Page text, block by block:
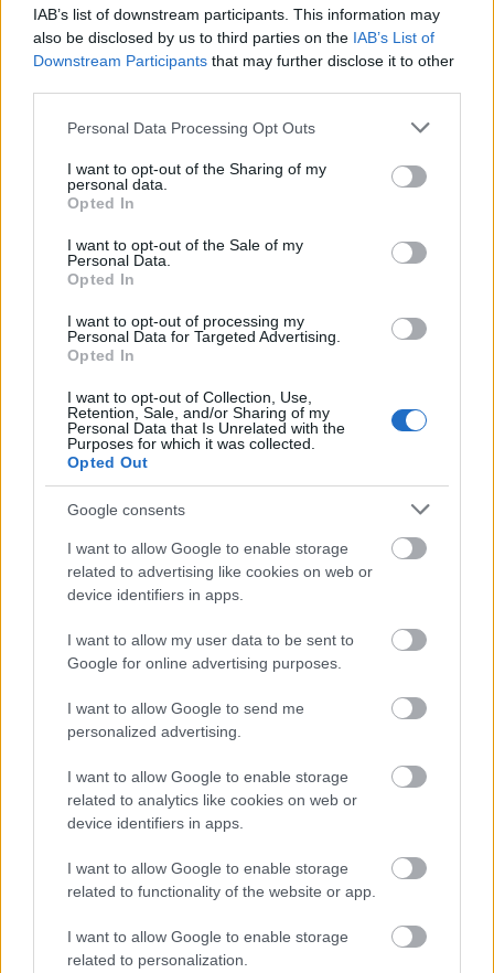
IAB’s list of downstream participants. This information may
also be disclosed by us to third parties on the IAB’s List of
Downstream Participants that may further disclose it to other
Please note that this website/app uses one or more Google
not limited to your visit or usage behaviour. You may click to
grant or deny consent to Google and its third-party tags to
use your data for below specified purposes in below Google
consent section.
Personal Data Processing Opt Outs
I want to opt-out of the Sharing of my
personal data.
Opted In
I want to opt-out of the Sale of my
Personal Data.
Opted In
I want to opt-out of processing my
Personal Data for Targeted Advertising.
Opted In
I want to opt-out of Collection, Use,
Retention, Sale, and/or Sharing of my
Personal Data that Is Unrelated with the
Purposes for which it was collected.
Opted Out
Google consents
I want to allow Google to enable storage
related to advertising like cookies on web or
device identifiers in apps.
I want to allow my user data to be sent to
Google for online advertising purposes.
I want to allow Google to send me
personalized advertising.
I want to allow Google to enable storage
related to analytics like cookies on web or
device identifiers in apps.
I want to allow Google to enable storage
related to functionality of the website or app.
I want to allow Google to enable storage
related to personalization.
velük dolgozni. Persze türelmesebbnek kell lennem,
mint a civil emberekkel, akiknél, ha véget ér az óra,
elválunk.A tévés adások miatt nagyon hosszú utat
járunk be, hónapokig össze vagyunk zárva, és nem
Gelencsér Timi: „Nem szeretnék
olyan híresség lenni, akinek a
magánélete sokkal
munkássága”
Sosem haragudott meg rád senki?
A próbákat higgadtan kell kezelni. Egyszer fordult
elő, hogy Donatella nagyon elfáradt, mert már sok
volt neki, amikor azt magyaráztam, hogy miben
tudja majd tökéletesen elsajátítani a táncot, ám
sikerült megnyugtatnom. Elmagyaráztam, hogy
csak azt szeretném, hogy jobb legyen, és tudtam,
hogy képes rá. Célszerű olyan kapcsolatot kiépíteni